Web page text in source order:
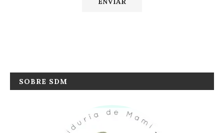
SOBRE SDM